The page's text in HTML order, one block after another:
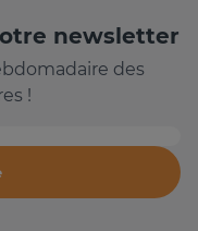
newsletter
des
!